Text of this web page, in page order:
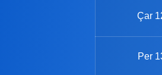
Çar
Per